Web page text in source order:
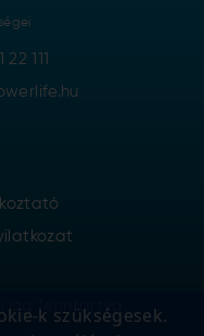
111
jog fenntartva.
k szükségesek.